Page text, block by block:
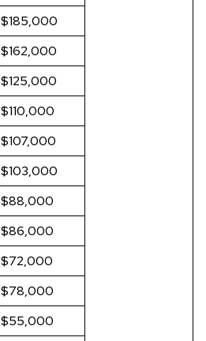
$185,000
$162,000
$125,000
$110,000
$107,000
$103,000
$88,000
$86,000
$72,000
$78,000
$55,000